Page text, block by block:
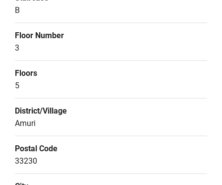
B
Floor Number
3
Floors
5
District/Village
Amuri
Postal Code
33230